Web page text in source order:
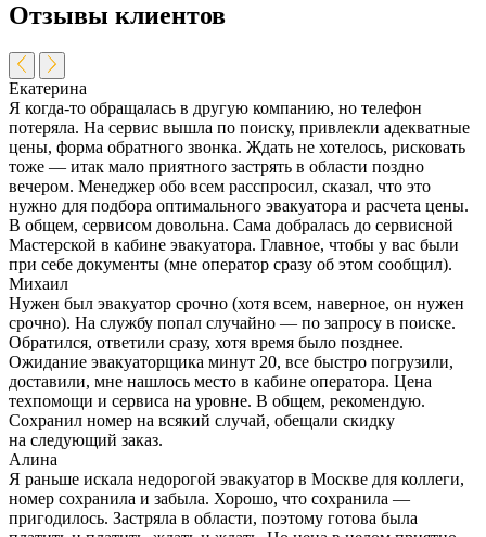
Отзывы клиентов
Екатерина
Я когда-то обращалась в другую компанию, но телефон
потеряла. На сервис вышла по поиску, привлекли адекватные
цены, форма обратного звонка. Ждать не хотелось, рисковать
тоже — итак мало приятного застрять в области поздно
вечером. Менеджер обо всем расспросил, сказал, что это
нужно для подбора оптимального эвакуатора и расчета цены.
В общем, сервисом довольна. Сама добралась до сервисной
Мастерской в кабине эвакуатора. Главное, чтобы у вас были
при себе документы (мне оператор сразу об этом сообщил).
Михаил
Нужен был эвакуатор срочно (хотя всем, наверное, он нужен
срочно). На службу попал случайно — по запросу в поиске.
Обратился, ответили сразу, хотя время было позднее.
Ожидание эвакуаторщика минут 20, все быстро погрузили,
доставили, мне нашлось место в кабине оператора. Цена
техпомощи и сервиса на уровне. В общем, рекомендую.
Сохранил номер на всякий случай, обещали скидку
на следующий заказ.
Алина
Я раньше искала недорогой эвакуатор в Москве для коллеги,
номер сохранила и забыла. Хорошо, что сохранила —
пригодилось. Застряла в области, поэтому готова была